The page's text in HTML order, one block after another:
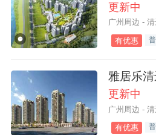
更新中
广州周边 -
有优惠
雅居乐
更新中
广州周边 -
有优惠